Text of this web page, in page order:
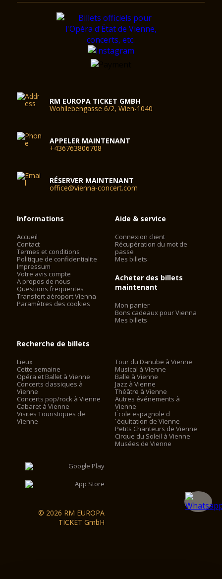
RM EUROPA TICKET GMBH
Wohllebengasse 6/2, Wien-1040
APPELER MAINTENANT
+436763806708
RÉSERVER MAINTENANT
office@vienna-concert.com
Informations
Accueil
Contact
Termes et conditions
Politique de confidentialite
Impressum
Votre avis compte
A propos de nous
Questions frequentes
Transfert aéroport Vienna
Paramètres des cookies
Aide & service
Connexion client
Récupération du mot de
passe
Mes billets
Acheter des billets
maintenant
Mon panier
Bons cadeaux pour Vienna
Mes billets
Recherche de billets
Lieux
Cette semaine
Opéra et Ballet à Vienne
Concerts classiques à
Vienne
Concerts pop/rock à Vienne
Cabaret à Vienne
Visites Touristiques de
Vienne
Tour du Danube à Vienne
Musical à Vienne
Balle à Vienne
Jazz à Vienne
Théâtre à Vienne
Autres événements à
Vienne
École espagnole d
´équitation de Vienne
Petits Chanteurs de Vienne
Cirque du Soleil à Vienne
Musées de Vienne
© 2026 RM EUROPA
TICKET GmbH